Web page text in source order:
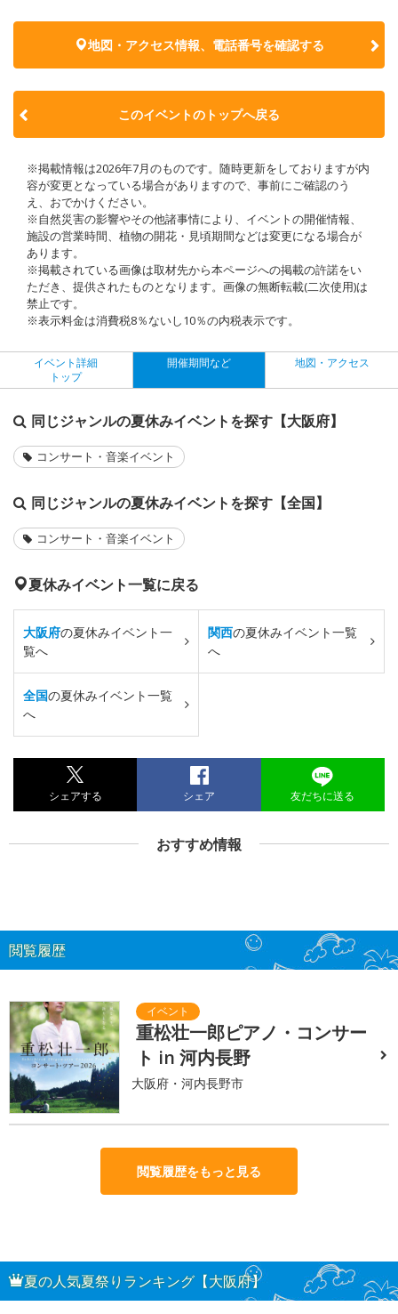
地図・アクセス情報、電話番号を確認する
このイベントのトップへ戻る
※掲載情報は2026年7月のものです。随時更新をしておりますが内
容が変更となっている場合がありますので、事前にご確認のう
え、おでかけください。
※自然災害の影響やその他諸事情により、イベントの開催情報、
施設の営業時間、植物の開花・見頃期間などは変更になる場合が
あります。
※掲載されている画像は取材先から本ページへの掲載の許諾をい
ただき、提供されたものとなります。画像の無断転載(二次使用)は
禁止です。
※表示料金は消費税8％ないし10％の内税表示です。
イベント詳細
トップ
開催期間など 地図・アクセス
同じジャンルの夏休みイベントを探す【大阪府】
コンサート・音楽イベント
同じジャンルの夏休みイベントを探す【全国】
コンサート・音楽イベント
夏休みイベント一覧に戻る
大阪府の夏休みイベント一
覧へ
関西の夏休みイベント一覧
へ
全国の夏休みイベント一覧
へ
シェアする シェア 友だちに送る
おすすめ情報
閲覧履歴
重松壮一郎ピアノ・コンサー
ト in 河内長野
大阪府・河内長野市
閲覧履歴をもっと見る
夏の人気夏祭りランキング【大阪府】